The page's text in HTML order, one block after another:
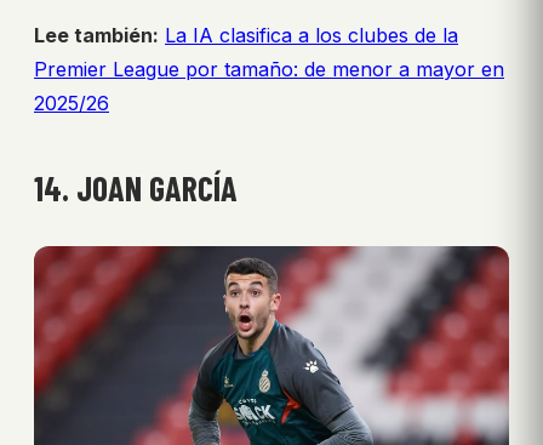
Lee también: La IA clasifica a los clubes de la
Premier League por tamaño: de menor a mayor en
2025/26
14. JOAN GARCÍA